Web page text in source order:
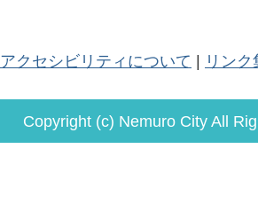
アクセシビリティについて リンク
Copyright (c) Nemuro City All